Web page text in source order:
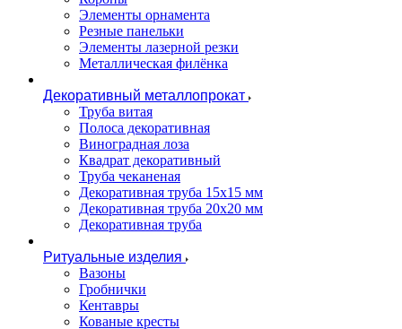
Элементы орнамента
Резные панельки
Элементы лазерной резки
Металлическая филёнка
Декоративный металлопрокат
Труба витая
Полоса декоративная
Виноградная лоза
Квадрат декоративный
Труба чеканеная
Декоративная труба 15х15 мм
Декоративная труба 20х20 мм
Декоративная труба
Ритуальные изделия
Вазоны
Гробнички
Кентавры
Кованые кресты